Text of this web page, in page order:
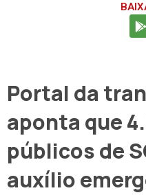
Portal da
aponta que
públicos de
auxílio